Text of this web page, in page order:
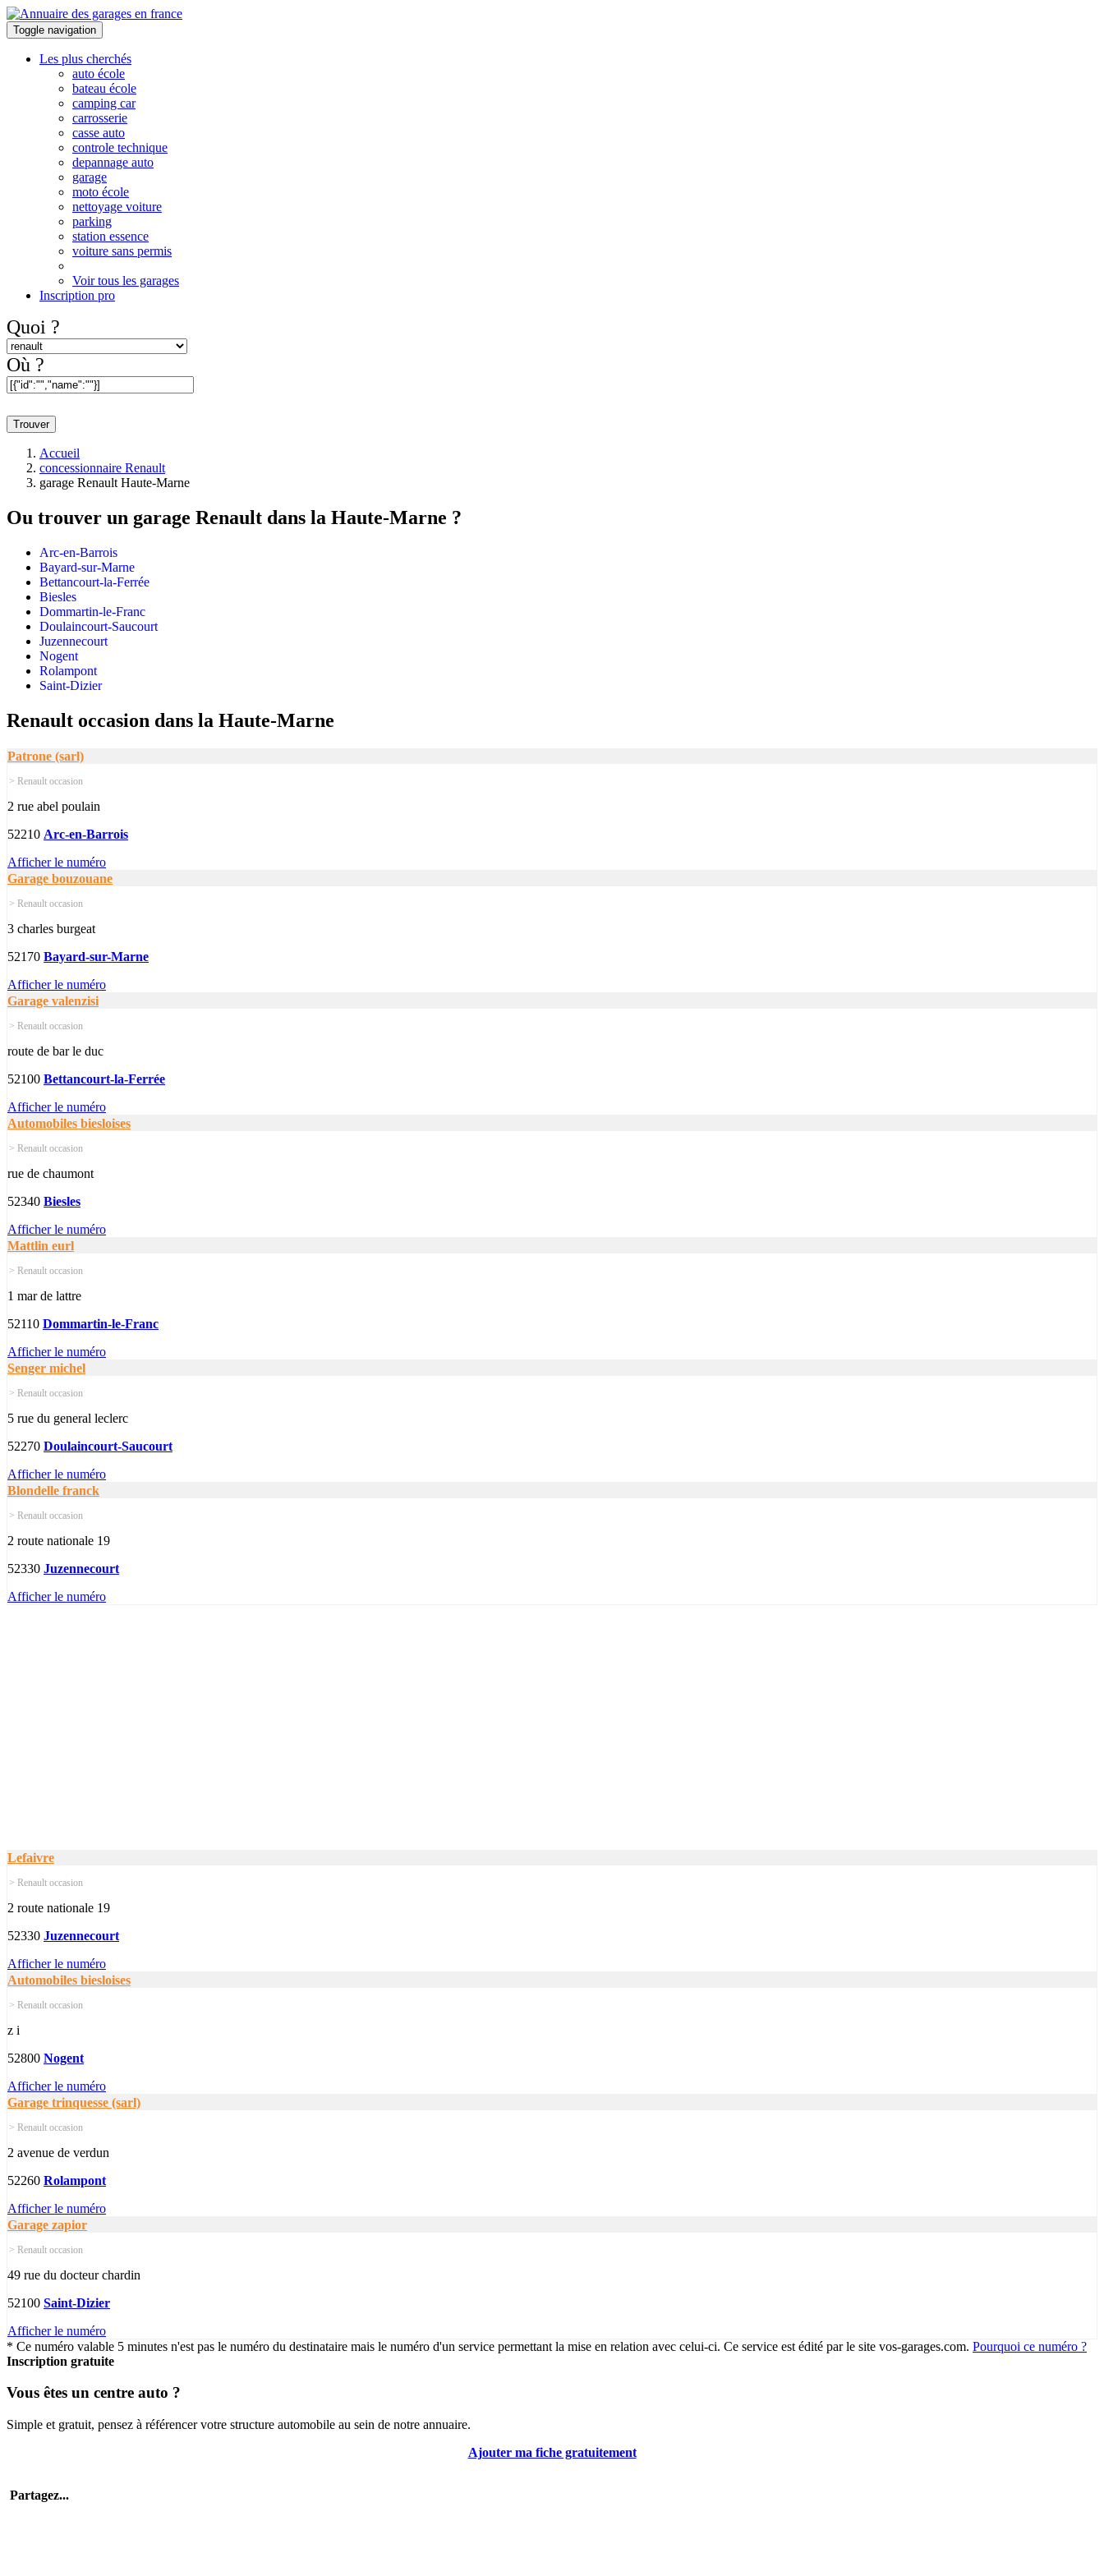
Toggle navigation
Les plus cherchés
auto école
bateau école
camping car
carrosserie
casse auto
controle technique
depannage auto
garage
moto école
nettoyage voiture
parking
station essence
voiture sans permis
Voir tous les garages
Inscription pro
Quoi ?
Où ?
Trouver
Accueil
concessionnaire Renault
garage Renault Haute-Marne
Ou trouver un garage Renault dans la Haute-Marne ?
Arc-en-Barrois
Bayard-sur-Marne
Bettancourt-la-Ferrée
Biesles
Dommartin-le-Franc
Doulaincourt-Saucourt
Juzennecourt
Nogent
Rolampont
Saint-Dizier
Renault occasion dans la Haute-Marne
Patrone (sarl)
> Renault occasion
2 rue abel poulain
52210 Arc-en-Barrois
Afficher le numéro
Garage bouzouane
> Renault occasion
3 charles burgeat
52170 Bayard-sur-Marne
Afficher le numéro
Garage valenzisi
> Renault occasion
route de bar le duc
52100 Bettancourt-la-Ferrée
Afficher le numéro
Automobiles biesloises
> Renault occasion
rue de chaumont
52340 Biesles
Afficher le numéro
Mattlin eurl
> Renault occasion
1 mar de lattre
52110 Dommartin-le-Franc
Afficher le numéro
Senger michel
> Renault occasion
5 rue du general leclerc
52270 Doulaincourt-Saucourt
Afficher le numéro
Blondelle franck
> Renault occasion
2 route nationale 19
52330 Juzennecourt
Afficher le numéro
Lefaivre
> Renault occasion
2 route nationale 19
52330 Juzennecourt
Afficher le numéro
Automobiles biesloises
> Renault occasion
z i
52800 Nogent
Afficher le numéro
Garage trinquesse (sarl)
> Renault occasion
2 avenue de verdun
52260 Rolampont
Afficher le numéro
Garage zapior
> Renault occasion
49 rue du docteur chardin
52100 Saint-Dizier
Afficher le numéro
* Ce numéro valable 5 minutes n'est pas le numéro du destinataire mais le numéro d'un service permettant la mise en relation avec celui-ci. Ce service est édité par le site vos-garages.com. Pourquoi ce numéro ?
Inscription gratuite
Vous êtes un centre auto ?
Simple et gratuit, pensez à référencer votre structure automobile au sein de notre annuaire.
Ajouter ma fiche gratuitement
Partagez...